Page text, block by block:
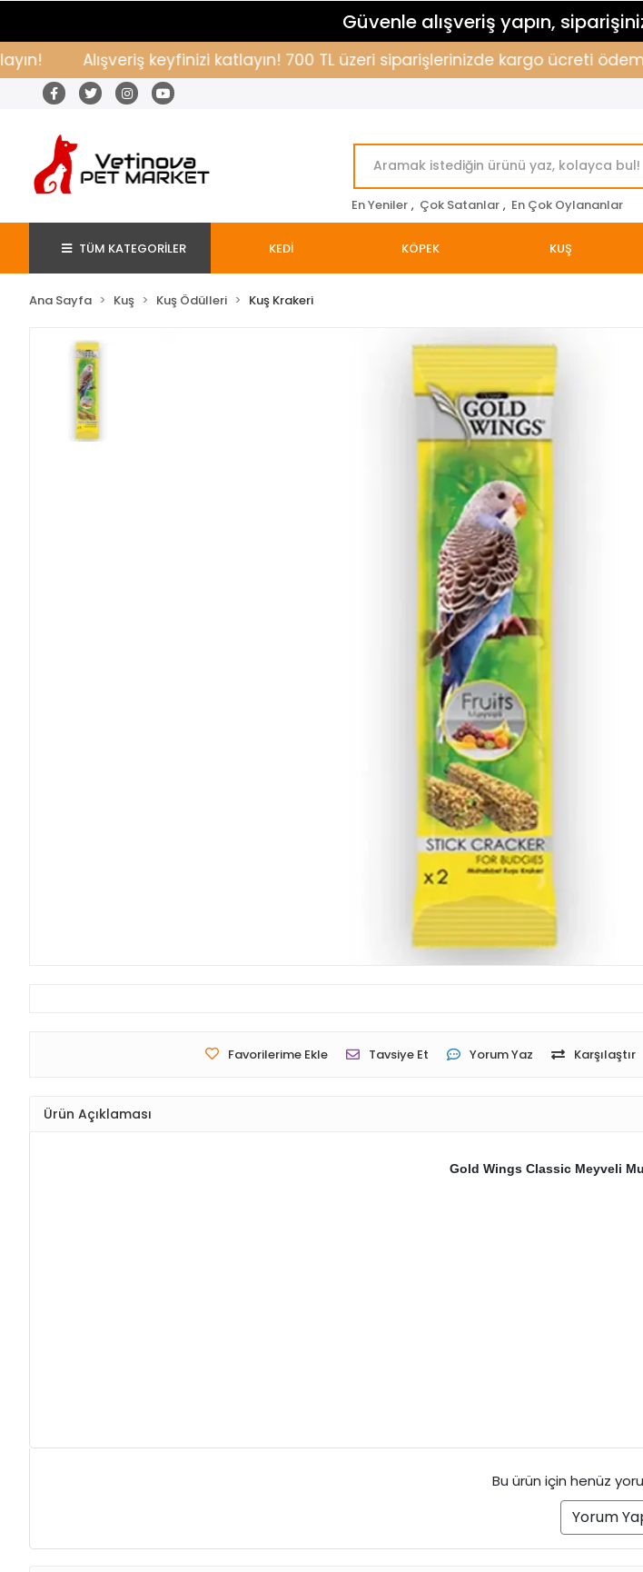
Güvenle alışveriş yapın,
Alışveriş keyfinizi katlayın! 700 TL üzeri siparişlerinizde kargo ücreti
En Yeniler , Çok Satanlar , En Çok Oylananlar
TÜM KATEGORİLER KEDİ KÖPEK KUŞ
Ana Sayfa Kuş Kuş Ödülleri Kuş Krakeri
Favorilerime Ekle Tavsiye Et Yorum Yaz Karşılaştır
Ürün Açıklaması
Gold Wings Classic Meyveli
Bu ürün için henüz
Yorum